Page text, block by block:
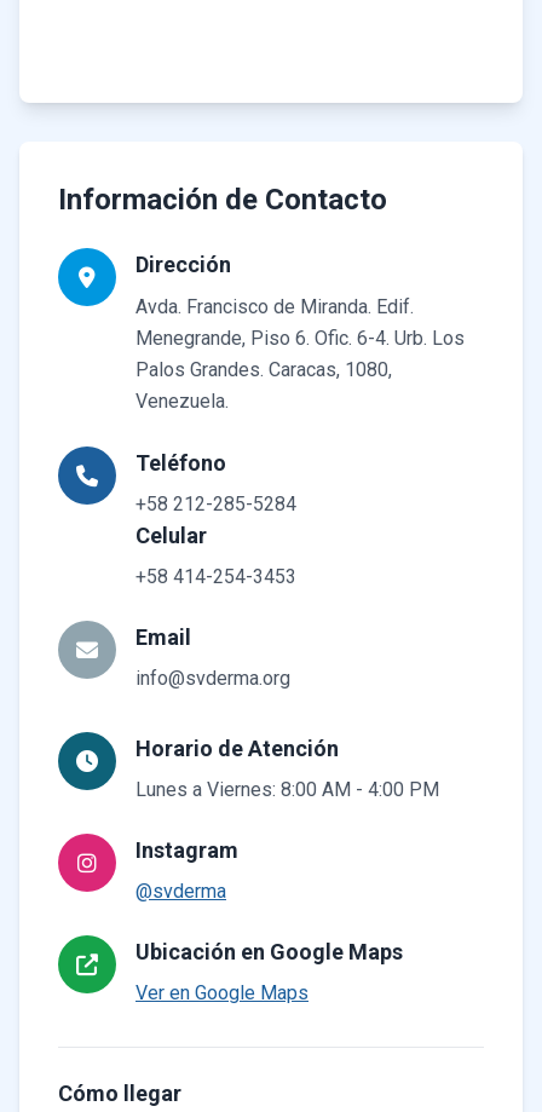
Información de Contacto
Dirección
Avda. Francisco de Miranda. Edif.
Menegrande, Piso 6. Ofic. 6-4. Urb. Los
Palos Grandes. Caracas, 1080,
Venezuela.
Teléfono
+58 212-285-5284
Celular
+58 414-254-3453
Email
info@svderma.org
Horario de Atención
Lunes a Viernes: 8:00 AM - 4:00 PM
Instagram
@svderma
Ubicación en Google Maps
Ver en Google Maps
Cómo llegar